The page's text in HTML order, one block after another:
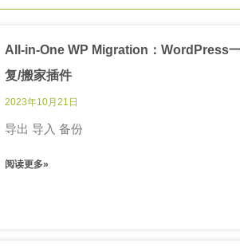
All-in-One WP Migration：WordPress
复/搬家插件
2023年10月21日
导出 导入 备份
阅读更多»